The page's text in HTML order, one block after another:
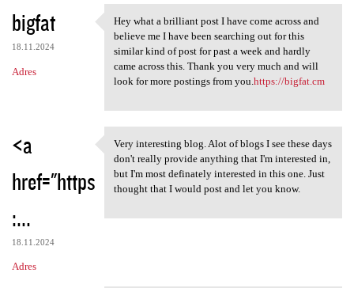
bigfat
18.11.2024
Adres
Hey what a brilliant post I
Hey what a brilliant post I have come across and
believe me I have been searching out for this
similar kind of post for past a week and hardly
came across this. Thank you very much and will
look for more postings from you.https://bigfat.cm
<a
href="https
:...
18.11.2024
Adres
Very interesting blog. Alot
Very interesting blog. Alot of blogs I see these days
don't really provide anything that I'm interested in,
but I'm most definately interested in this one. Just
thought that I would post and let you know.